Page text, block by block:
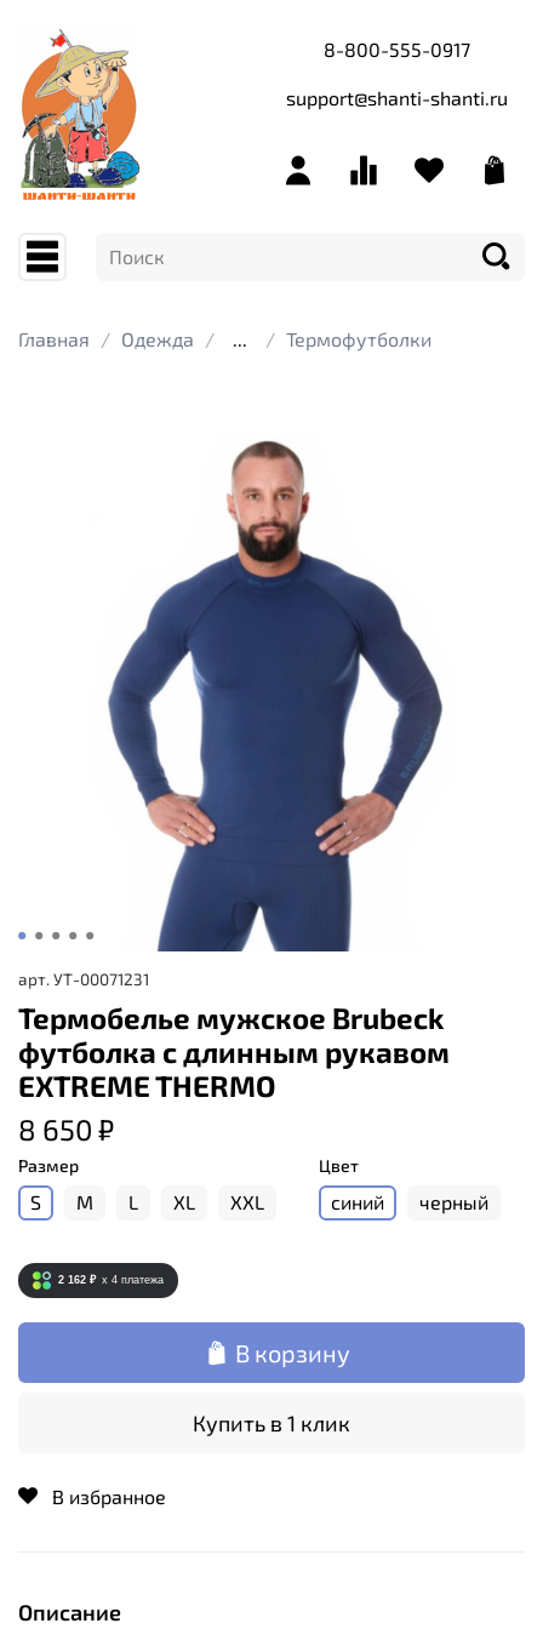
8-800-555-0917
support@shanti-shanti.ru
Главная Одежда Термофутболки
арт. УТ-00071231
Термобелье мужское Brubeck
футболка с длинным рукавом
EXTREME THERMO
8 650 ₽
Размер
S M L XL XXL
Цвет
синий черный
2 162 ₽ x 4 платежа
В корзину
Купить в 1 клик
В избранное
Описание